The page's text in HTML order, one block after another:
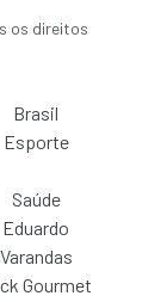
os direitos
Brasil
Esporte
Saúde
Eduardo
Varandas
Gourmet